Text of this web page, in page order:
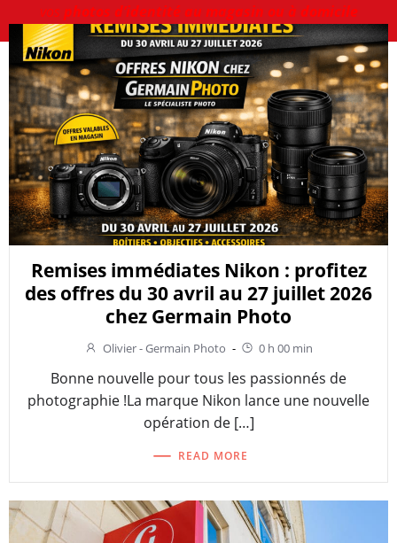
vos photos d’identité au magasin ou à domicile
Remises immédiates Nikon : profitez
des offres du 30 avril au 27 juillet 2026
chez Germain Photo
Olivier - Germain Photo - 0 h 00 min
Bonne nouvelle pour tous les passionnés de
photographie !La marque Nikon lance une nouvelle
opération de […]
READ MORE